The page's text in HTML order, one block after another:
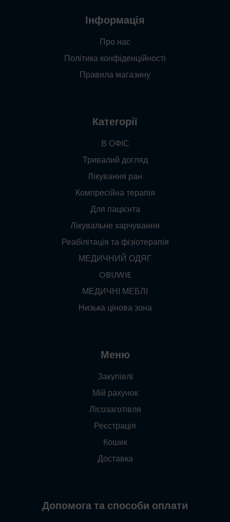
Інформація
Про нас
Політика конфіденційності
Правила магазину
Категорії
В ОФІС
Тривалий догляд
Лікування ран
Компресійна терапія
Для пацієнта
Лікувальне харчування
Реабілітація та фізіотерапія
МЕДИЧНИЙ ОДЯГ
OBUWIE
МЕДИЧНІ МЕБЛІ
Низька цінова зона
Меню
Закупівлі
Мій рахунок
Лісозаготівля
Реєстрація
Кошик
Доставка
Допомога та способи оплати